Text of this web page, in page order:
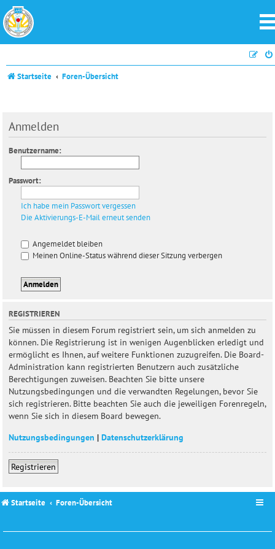
Startseite Foren-Übersicht
Anmelden
Benutzername:
Passwort:
Ich habe mein Passwort vergessen
Die Aktivierungs-E-Mail erneut senden
Angemeldet bleiben
Meinen Online-Status während dieser Sitzung verbergen
REGISTRIEREN
Sie müssen in diesem Forum registriert sein, um sich anmelden zu
können. Die Registrierung ist in wenigen Augenblicken erledigt und
ermöglicht es Ihnen, auf weitere Funktionen zuzugreifen. Die Board-
Administration kann registrierten Benutzern auch zusätzliche
Berechtigungen zuweisen. Beachten Sie bitte unsere
Nutzungsbedingungen und die verwandten Regelungen, bevor Sie
sich registrieren. Bitte beachten Sie auch die jeweiligen Forenregeln,
wenn Sie sich in diesem Board bewegen.
Nutzungsbedingungen | Datenschutzerklärung
Registrieren
Startseite Foren-Übersicht